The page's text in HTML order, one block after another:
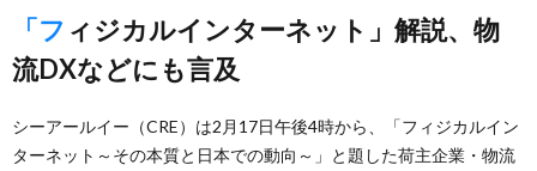
「フィジカルインターネット」解説、物
流DXなどにも言及
シーアールイー（CRE）は2月17日午後4時から、「フィジカルイン
ターネット～その本質と日本での動向～」と題した荷主企業・物流